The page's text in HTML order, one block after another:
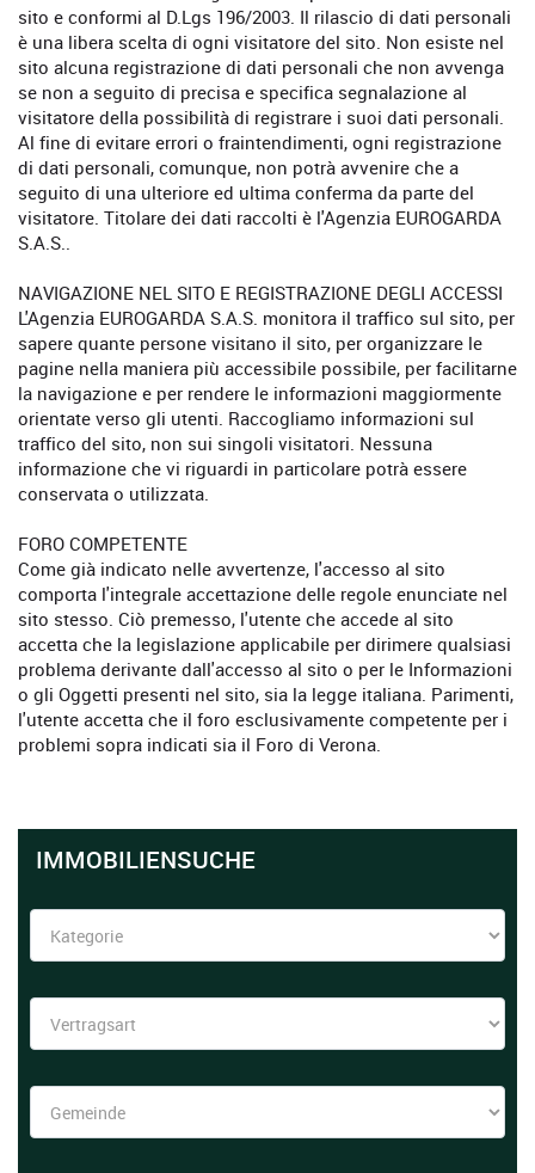
sito e conformi al D.Lgs 196/2003. Il rilascio di dati personali
è una libera scelta di ogni visitatore del sito. Non esiste nel
sito alcuna registrazione di dati personali che non avvenga
se non a seguito di precisa e specifica segnalazione al
visitatore della possibilità di registrare i suoi dati personali.
Al fine di evitare errori o fraintendimenti, ogni registrazione
di dati personali, comunque, non potrà avvenire che a
seguito di una ulteriore ed ultima conferma da parte del
visitatore. Titolare dei dati raccolti è l'Agenzia EUROGARDA
S.A.S..
NAVIGAZIONE NEL SITO E REGISTRAZIONE DEGLI ACCESSI
L'Agenzia EUROGARDA S.A.S. monitora il traffico sul sito, per
sapere quante persone visitano il sito, per organizzare le
pagine nella maniera più accessibile possibile, per facilitarne
la navigazione e per rendere le informazioni maggiormente
orientate verso gli utenti. Raccogliamo informazioni sul
traffico del sito, non sui singoli visitatori. Nessuna
informazione che vi riguardi in particolare potrà essere
conservata o utilizzata.
FORO COMPETENTE
Come già indicato nelle avvertenze, l'accesso al sito
comporta l'integrale accettazione delle regole enunciate nel
sito stesso. Ciò premesso, l'utente che accede al sito
accetta che la legislazione applicabile per dirimere qualsiasi
problema derivante dall'accesso al sito o per le Informazioni
o gli Oggetti presenti nel sito, sia la legge italiana. Parimenti,
l'utente accetta che il foro esclusivamente competente per i
problemi sopra indicati sia il Foro di Verona.
IMMOBILIENSUCHE